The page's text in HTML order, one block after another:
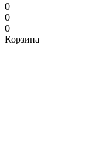
0
0
0
Корзина